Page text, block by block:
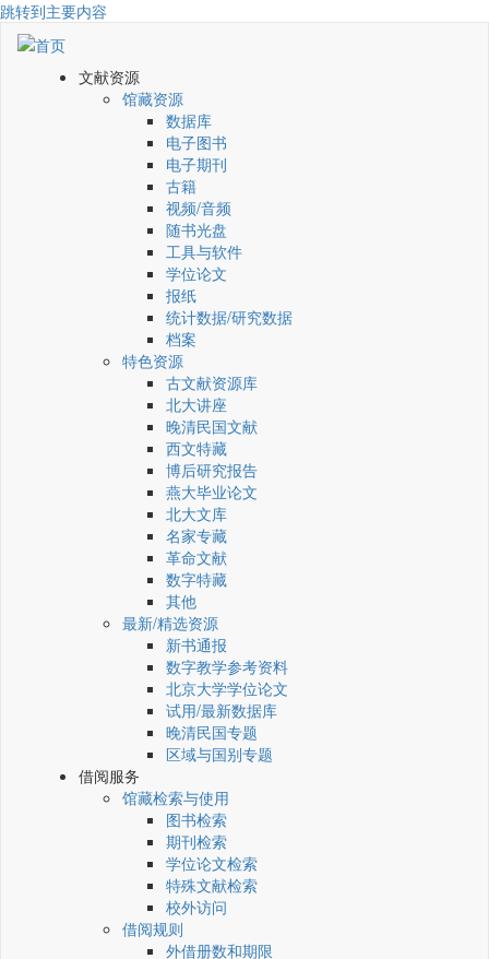
跳转到主要内容
文献资源
馆藏资源
数据库
电子图书
电子期刊
古籍
视频/音频
随书光盘
工具与软件
学位论文
报纸
统计数据/研究数据
档案
特色资源
古文献资源库
北大讲座
晚清民国文献
西文特藏
博后研究报告
燕大毕业论文
北大文库
名家专藏
革命文献
数字特藏
其他
最新/精选资源
新书通报
数字教学参考资料
北京大学学位论文
试用/最新数据库
晚清民国专题
区域与国别专题
借阅服务
馆藏检索与使用
图书检索
期刊检索
学位论文检索
特殊文献检索
校外访问
借阅规则
外借册数和期限